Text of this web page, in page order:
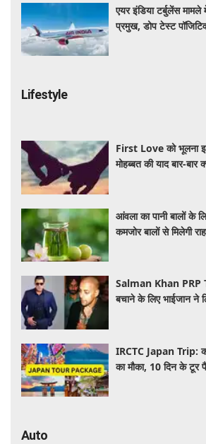
एयर इंडिया टर्बुलेंस
प्रमुख, डोप टेस्ट
Lifestyle
First Love को भूलना
मोहब्बत की याद बार-
आंवला का पानी बालों के
कमजोर बालों से मिलेगी
Salman Khan PRP
बचाने के लिए भाईजान ने
IRCTC Japan Trip:
का मौका, 10 दिन के टूर
Auto